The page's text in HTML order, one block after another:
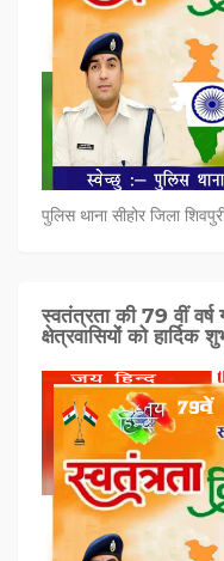
पुलिस थाना सीहोर जिला
स्वतंत्रता की 79 वीं वर्ष
क्षेत्रवासियों को हार्दिक